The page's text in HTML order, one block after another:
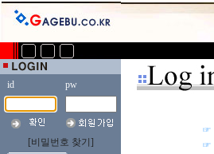
id pw
[비밀번호 찾기]
☞
☞